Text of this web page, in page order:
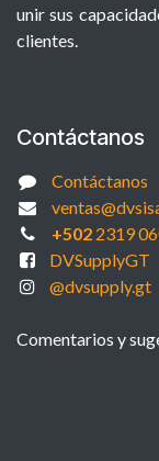
unir sus
clientes.
Contáctanos
Contáctanos
+5022319
DVSupplyGT
@dvsupply.gt
Comentarios y